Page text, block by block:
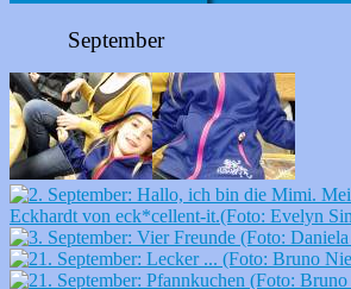
September